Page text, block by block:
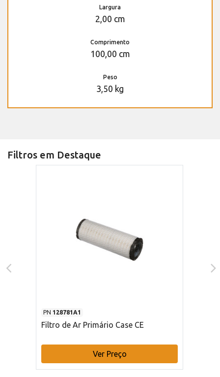
Largura
2,00 cm
Comprimento
100,00 cm
Peso
3,50 kg
Filtros em Destaque
PN 128781A1
Filtro de Ar Primário Case CE
Ver Preço